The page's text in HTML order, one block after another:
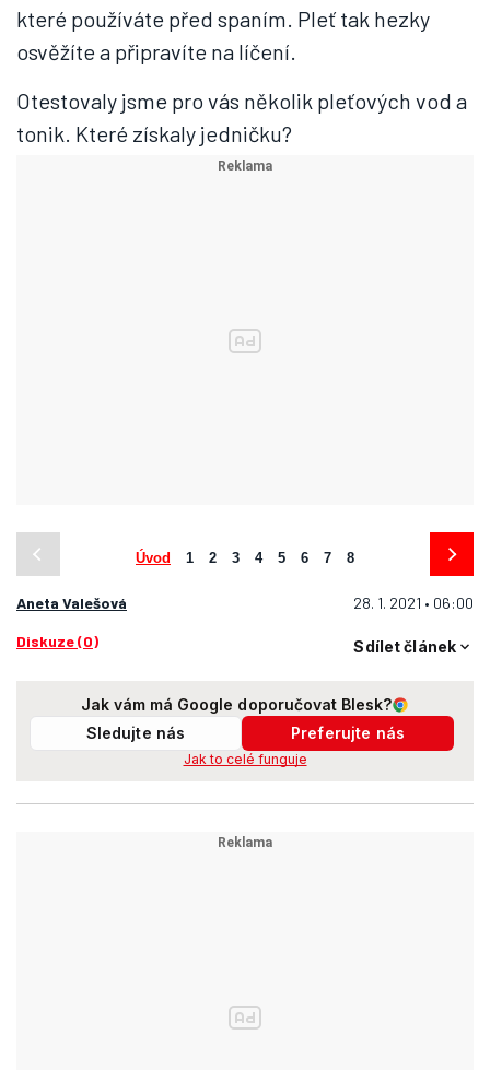
které používáte před spaním. Pleť tak hezky
osvěžíte a připravíte na líčení.
Otestovaly jsme pro vás několik pleťových vod a
tonik. Které získaly jedničku?
Úvod 1 2 3 4 5 6 7 8
Aneta Valešová 28. 1. 2021 • 06:00
Diskuze (0) Sdílet článek
Jak vám má Google doporučovat Blesk?
Sledujte nás
Preferujte nás
Jak to celé funguje